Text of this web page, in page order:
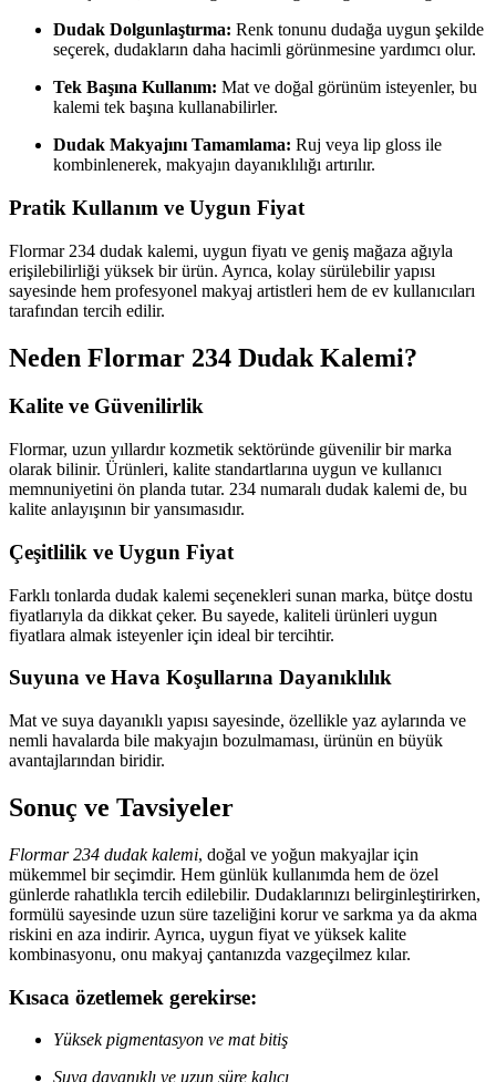
Dudak Dolgunlaştırma: Renk tonunu dudağa uygun şekilde
seçerek, dudakların daha hacimli görünmesine yardımcı olur.
Tek Başına Kullanım: Mat ve doğal görünüm isteyenler, bu
kalemi tek başına kullanabilirler.
Dudak Makyajını Tamamlama: Ruj veya lip gloss ile
kombinlenerek, makyajın dayanıklılığı artırılır.
Pratik Kullanım ve Uygun Fiyat
Flormar 234 dudak kalemi, uygun fiyatı ve geniş mağaza ağıyla
erişilebilirliği yüksek bir ürün. Ayrıca, kolay sürülebilir yapısı
sayesinde hem profesyonel makyaj artistleri hem de ev kullanıcıları
tarafından tercih edilir.
Neden Flormar 234 Dudak Kalemi?
Kalite ve Güvenilirlik
Flormar, uzun yıllardır kozmetik sektöründe güvenilir bir marka
olarak bilinir. Ürünleri, kalite standartlarına uygun ve kullanıcı
memnuniyetini ön planda tutar. 234 numaralı dudak kalemi de, bu
kalite anlayışının bir yansımasıdır.
Çeşitlilik ve Uygun Fiyat
Farklı tonlarda dudak kalemi seçenekleri sunan marka, bütçe dostu
fiyatlarıyla da dikkat çeker. Bu sayede, kaliteli ürünleri uygun
fiyatlara almak isteyenler için ideal bir tercihtir.
Suyuna ve Hava Koşullarına Dayanıklılık
Mat ve suya dayanıklı yapısı sayesinde, özellikle yaz aylarında ve
nemli havalarda bile makyajın bozulmaması, ürünün en büyük
avantajlarından biridir.
Sonuç ve Tavsiyeler
Flormar 234 dudak kalemi, doğal ve yoğun makyajlar için
mükemmel bir seçimdir. Hem günlük kullanımda hem de özel
günlerde rahatlıkla tercih edilebilir. Dudaklarınızı belirginleştirirken,
formülü sayesinde uzun süre tazeliğini korur ve sarkma ya da akma
riskini en aza indirir. Ayrıca, uygun fiyat ve yüksek kalite
kombinasyonu, onu makyaj çantanızda vazgeçilmez kılar.
Kısaca özetlemek gerekirse:
Yüksek pigmentasyon ve mat bitiş
Suya dayanıklı ve uzun süre kalıcı